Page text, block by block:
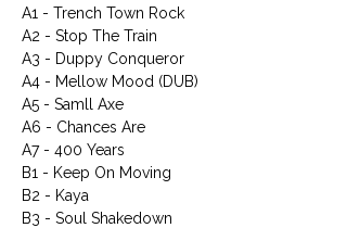
A1 - Trench Town Rock
A2 - Stop The Train
A3 - Duppy Conqueror
A4 - Mellow Mood (DUB)
A5 - Samll Axe
A6 - Chances Are
A7 - 400 Years
B1 - Keep On Moving
B2 - Kaya
B3 - Soul Shakedown